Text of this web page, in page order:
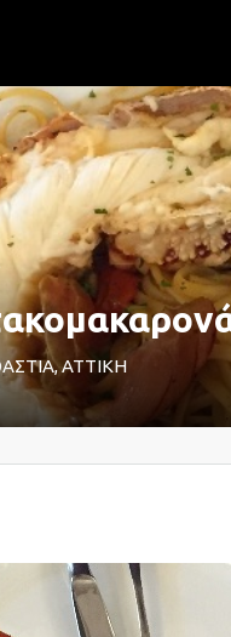
ΑΤΤΙΚΗ